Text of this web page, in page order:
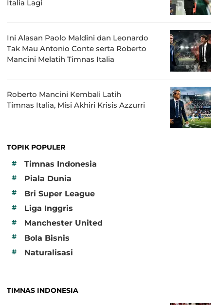
Italia Lagi
Ini Alasan Paolo Maldini dan Leonardo
Tak Mau Antonio Conte serta Roberto
Mancini Melatih Timnas Italia
Roberto Mancini Kembali Latih
Timnas Italia, Misi Akhiri Krisis Azzurri
TOPIK POPULER
#
Timnas Indonesia
# Piala Dunia
# Bri Super League
# Liga Inggris
# Manchester United
# Bola Bisnis
# Naturalisasi
TIMNAS INDONESIA